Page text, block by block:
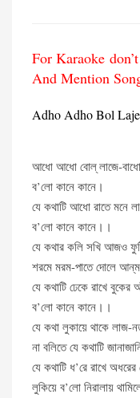
For Karaoke
And Mention
Adho Adho Bol
আধো আধো বোল্ লাজে-
ব’লো কানে কানে।
যে কথাটি আধো রাতে মনে
ব’লো কানে কানে।।
যে কথার কলি সখি আজও
শরমে মরম-পাতে দোলে
যে কথাটি ঢেকে রাখে বুকের
ব’লো কানে কানে।।
যে কথা লুকায়ে থাকে লাজ-
না বলিতে যে কথাটি
যে কথাটি ধ’রে রাখে
লুকিয়ে ব’লো নিরালায়